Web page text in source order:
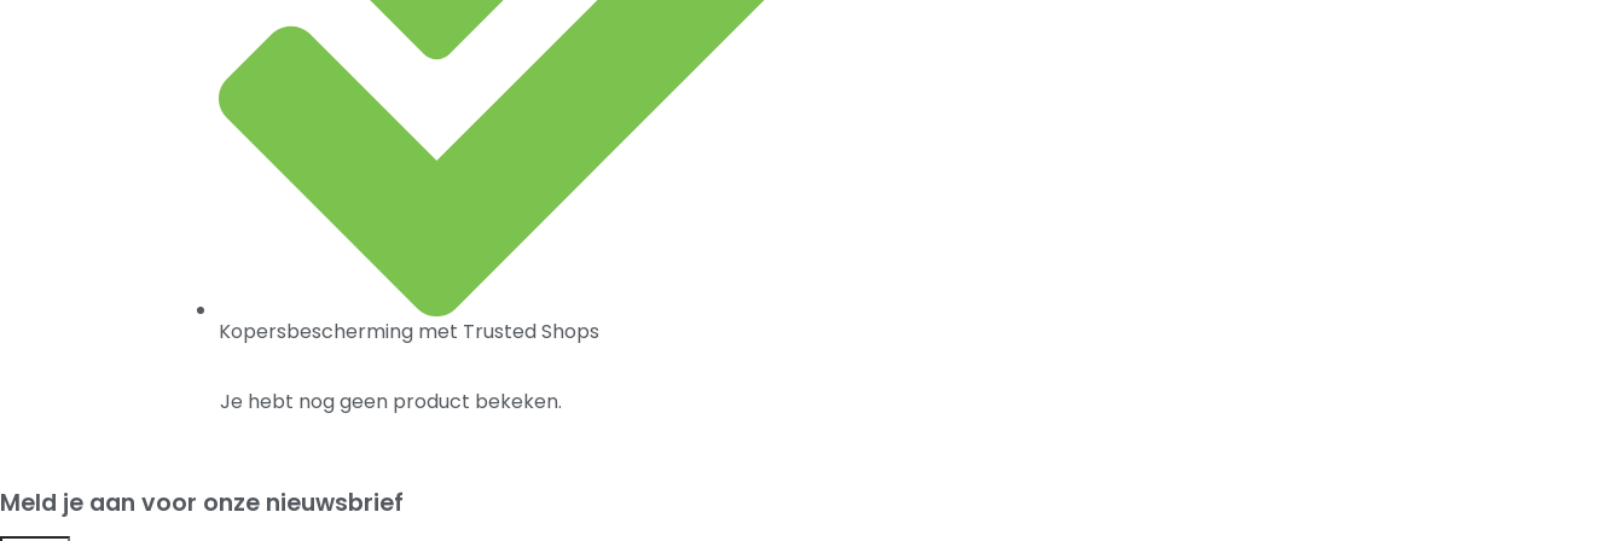
Kopersbescherming met Trusted Shops
Je hebt nog geen product bekeken.
Meld je aan voor onze nieuwsbrief